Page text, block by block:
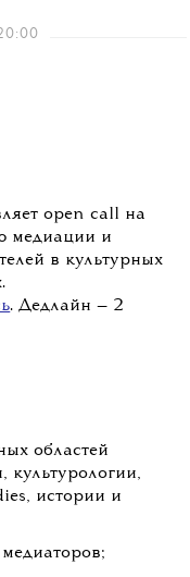
open call на
медиации и
в культурных
. Дедлайн — 2
областей
культурологии,
истории и